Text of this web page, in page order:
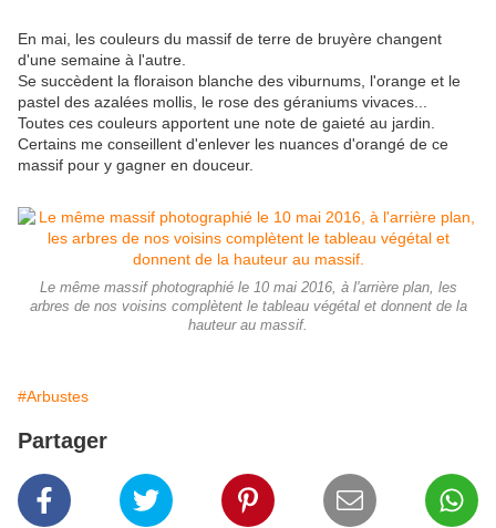
En mai, les couleurs du massif de terre de bruyère changent
d'une semaine à l'autre.
Se succèdent la floraison blanche des viburnums, l'orange et le
pastel des azalées mollis, le rose des géraniums vivaces...
Toutes ces couleurs apportent une note de gaieté au jardin.
Certains me conseillent d'enlever les nuances d'orangé de ce
massif pour y gagner en douceur.
Le même massif photographié le 10 mai 2016, à l'arrière plan, les
arbres de nos voisins complètent le tableau végétal et donnent de la
hauteur au massif.
#Arbustes
Partager